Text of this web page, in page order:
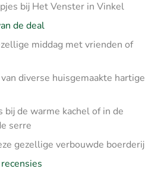
bij Het Venster in Vinkel
de deal
middag met vrienden of
diverse huisgemaakte hartige
bij de warme kachel of in de
serre
gezellige verbouwde boerderij